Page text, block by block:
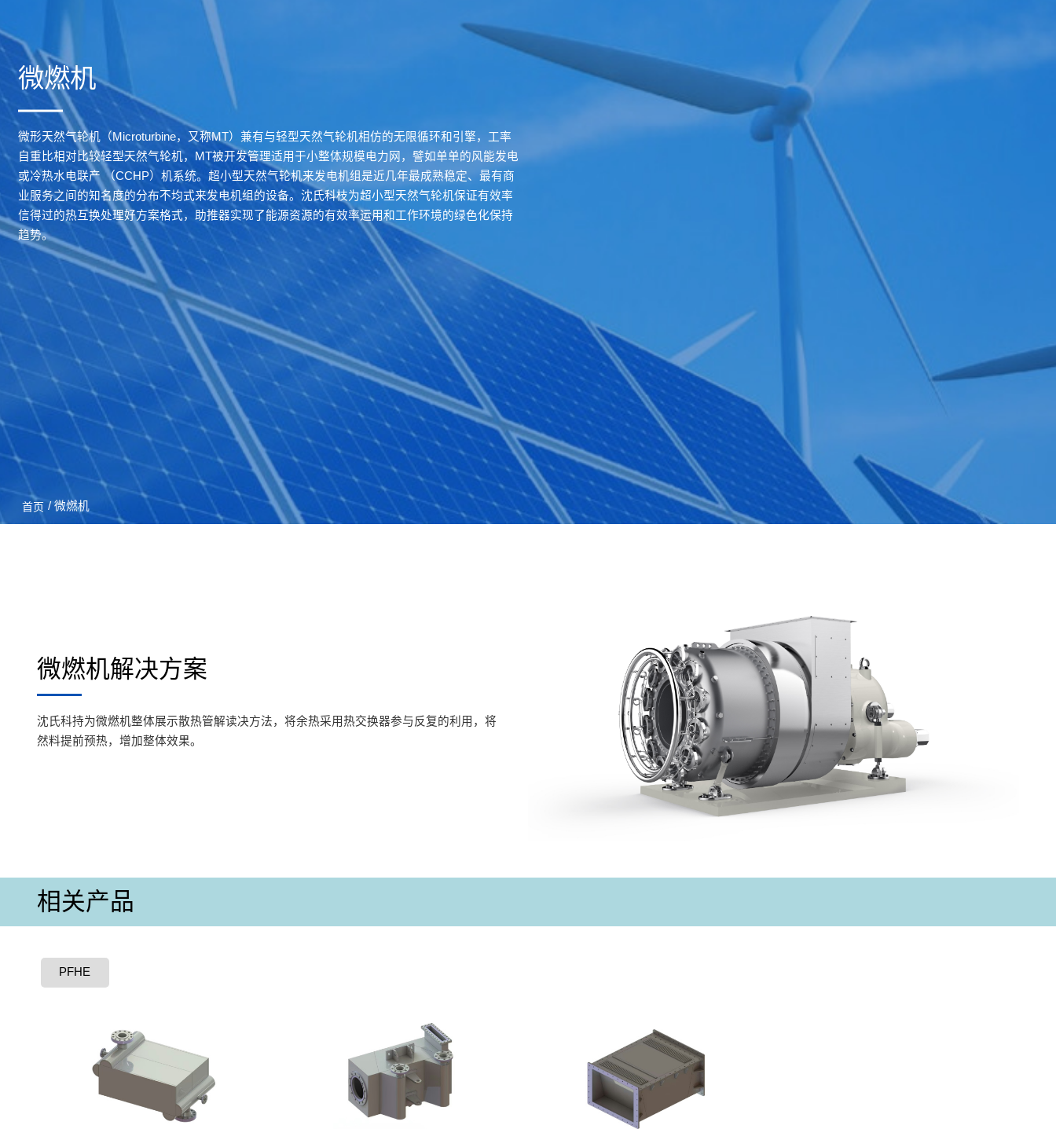
微燃机
微形天然气轮机（Microturbine，又称MT）兼有与轻型天然气轮机相仿的无限循环和引擎，工率
自重比相对比较轻型天然气轮机，MT被开发管理适用于小整体规模电力网，譬如单单的风能发电
或冷热水电联产 （CCHP）机系统。超小型天然气轮机来发电机组是近几年最成熟稳定、最有商
业服务之间的知名度的分布不均式来发电机组的设备。沈氏科枝为超小型天然气轮机保证有效率
信得过的热互换处理好方案格式，助推器实现了能源资源的有效率运用和工作环境的绿色化保持
趋势。
首页 / 微燃机
微燃机解决方案
沈氏科持为微燃机整体展示散热管解读决方法，将余热采用热交换器参与反复的利用，将
然料提前预热，增加整体效果。
相关产品
PFHE